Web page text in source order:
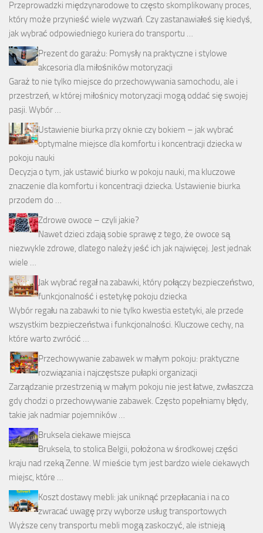
Przeprowadzki międzynarodowe to często skomplikowany proces,
który może przynieść wiele wyzwań. Czy zastanawiałeś się kiedyś,
jak wybrać odpowiedniego kuriera do transportu …
Prezent do garażu: Pomysły na praktyczne i stylowe
akcesoria dla miłośników motoryzacji
Garaż to nie tylko miejsce do przechowywania samochodu, ale i
przestrzeń, w której miłośnicy motoryzacji mogą oddać się swojej
pasji. Wybór …
Ustawienie biurka przy oknie czy bokiem – jak wybrać
optymalne miejsce dla komfortu i koncentracji dziecka w
pokoju nauki
Decyzja o tym, jak ustawić biurko w pokoju nauki, ma kluczowe
znaczenie dla komfortu i koncentracji dziecka. Ustawienie biurka
przodem do …
Zdrowe owoce – czyli jakie?
Nawet dzieci zdają sobie sprawę z tego, że owoce są
niezwykle zdrowe, dlatego należy jeść ich jak najwięcej. Jest jednak
wiele …
Jak wybrać regał na zabawki, który połączy bezpieczeństwo,
funkcjonalność i estetykę pokoju dziecka
Wybór regału na zabawki to nie tylko kwestia estetyki, ale przede
wszystkim bezpieczeństwa i funkcjonalności. Kluczowe cechy, na
które warto zwrócić …
Przechowywanie zabawek w małym pokoju: praktyczne
rozwiązania i najczęstsze pułapki organizacji
Zarządzanie przestrzenią w małym pokoju nie jest łatwe, zwłaszcza
gdy chodzi o przechowywanie zabawek. Często popełniamy błędy,
takie jak nadmiar pojemników …
Bruksela ciekawe miejsca
Bruksela, to stolica Belgii, położona w środkowej części
kraju nad rzeką Zenne. W mieście tym jest bardzo wiele ciekawych
miejsc, które …
Koszt dostawy mebli: jak uniknąć przepłacania i na co
zwracać uwagę przy wyborze usług transportowych
Wyższe ceny transportu mebli mogą zaskoczyć, ale istnieją